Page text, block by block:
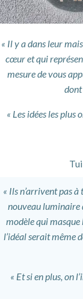
« Il y a dans leur
cœur et qui
mesure de vous
dont
« Les idées les
« Ils n’arrivent pas
nouveau luminaire
modèle qui
l’idéal serait même
« Et si en plus, on